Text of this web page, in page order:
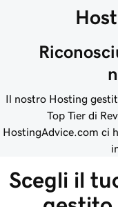
Il nostro Hosting
Top Tier di
HostingAdvice.com ci
Scegli il